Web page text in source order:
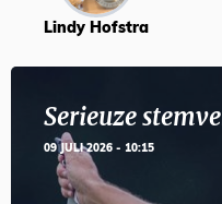
Lindy Hofstra
Serieuze
09 JULI 2026 - 10:15